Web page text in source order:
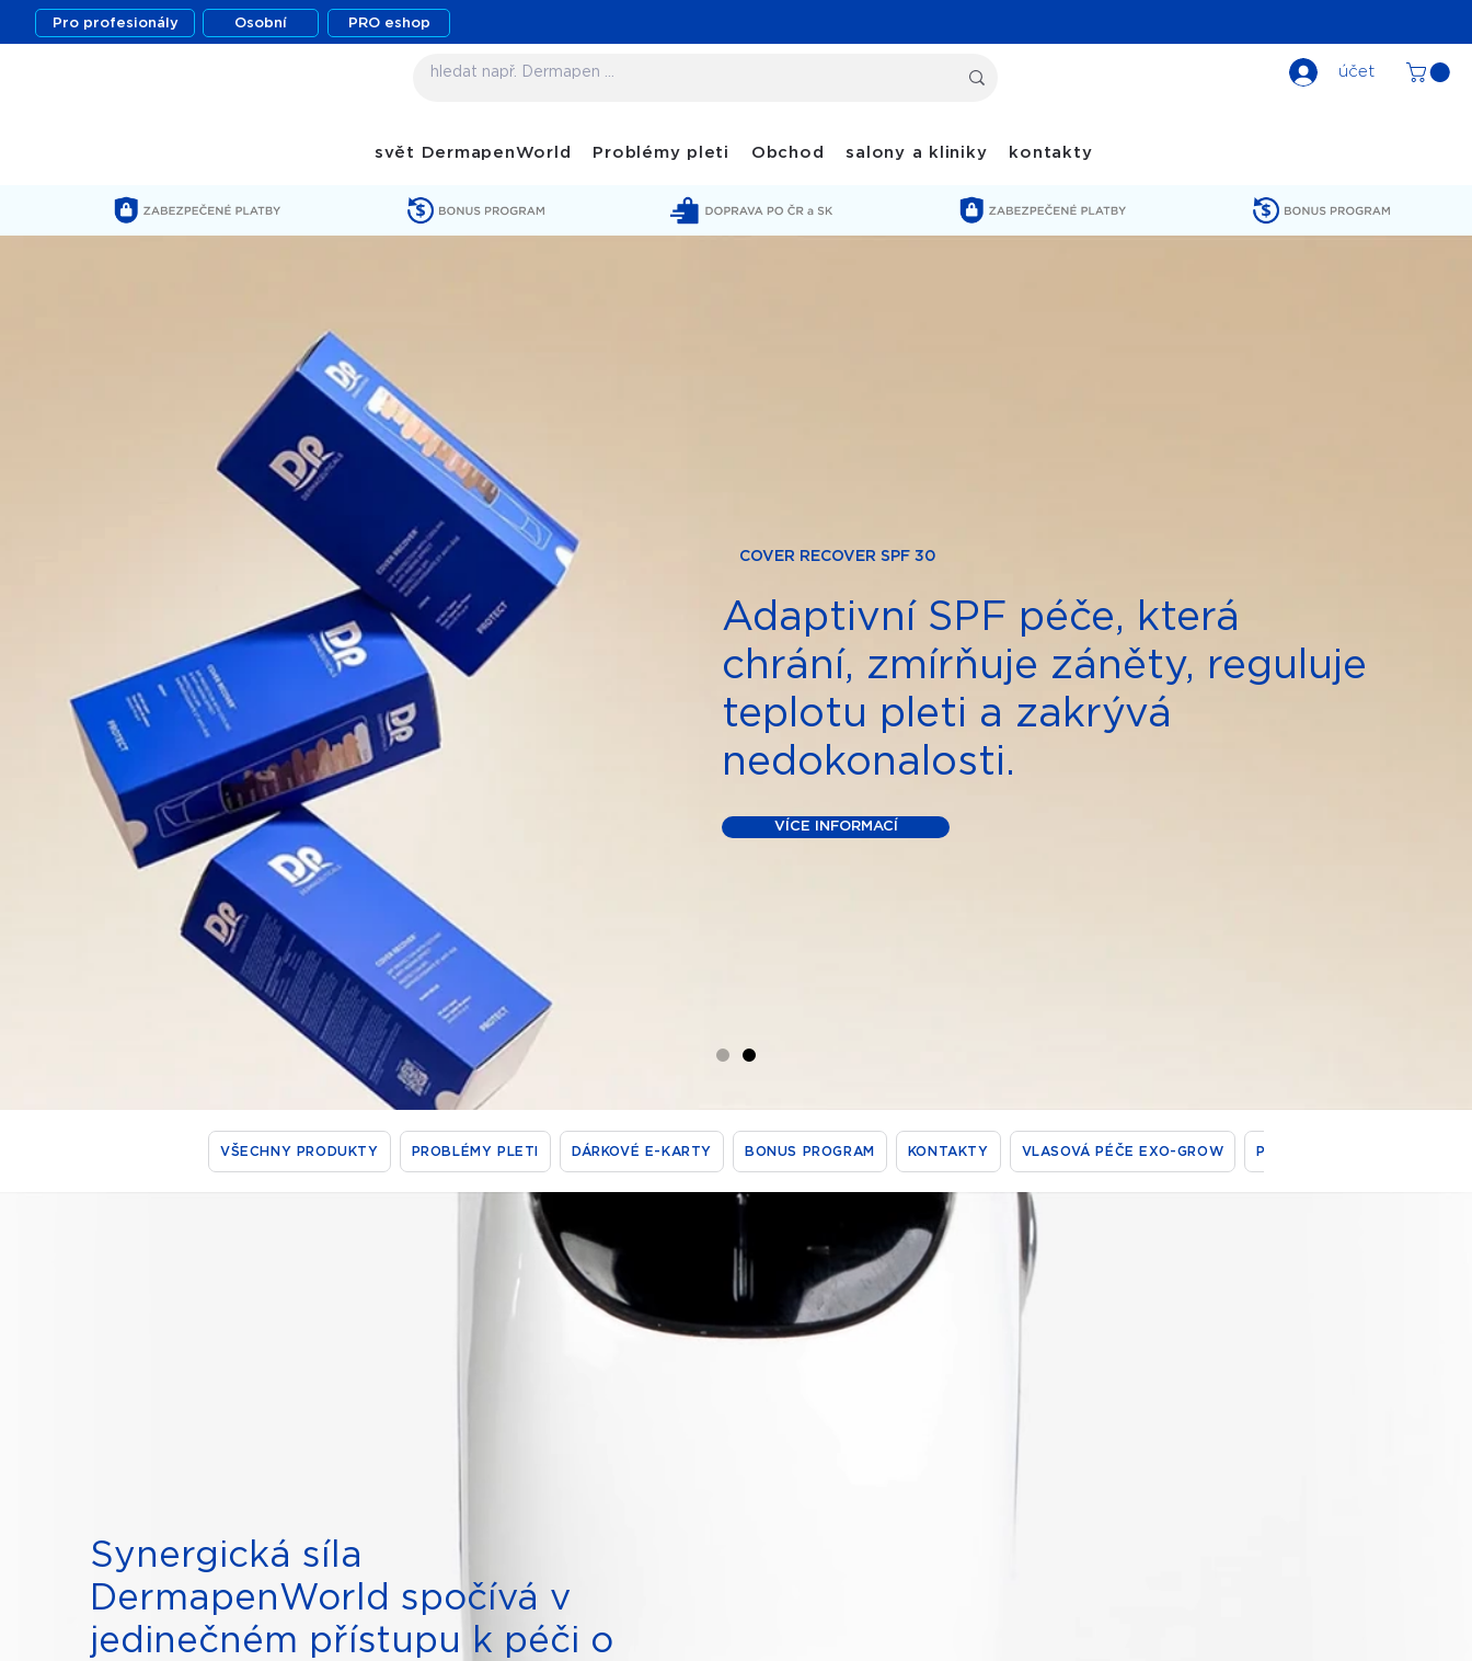
Pro profesionály Osobní PRO eshop
účet
svět DermapenWorld Problémy pleti Obchod salony a kliniky kontakty
COVER RECOVER SPF 30
Adaptivní SPF péče, která
chrání, zmírňuje záněty, reguluje
teplotu pleti a zakrývá
nedokonalosti.
VÍCE INFORMACÍ
VŠECHNY PRODUKTY PROBLÉMY PLETI DÁRKOVÉ E-KARTY BONUS PROGRAM KONTAKTY VLASOVÁ PÉČE EXO-GROW PERMIFUSE REJUVENAČNÍ
Synergická síla
DermapenWorld spočívá v
jedinečném přístupu k péči o